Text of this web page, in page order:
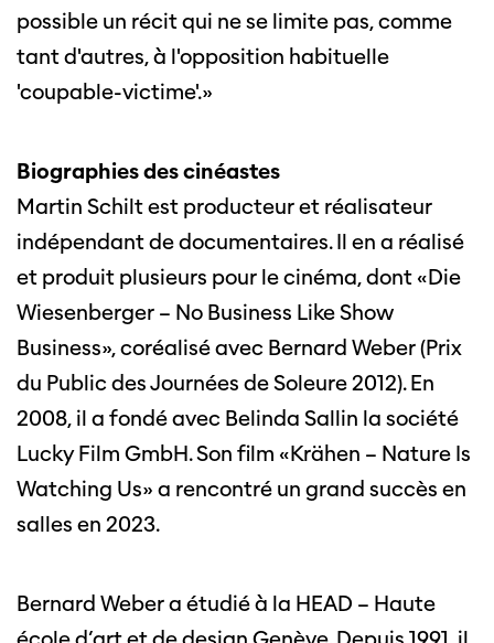
possible un récit qui ne se limite pas, comme
tant d'autres, à l'opposition habituelle
'coupable-victime'.»
Biographies des cinéastes
Martin Schilt est producteur et réalisateur
indépendant de documentaires. Il en a réalisé
et produit plusieurs pour le cinéma, dont «Die
Wiesenberger – No Business Like Show
Business», coréalisé avec Bernard Weber (Prix
du Public des Journées de Soleure 2012). En
2008, il a fondé avec Belinda Sallin la société
Lucky Film GmbH. Son film «Krähen – Nature Is
Watching Us» a rencontré un grand succès en
salles en 2023.
Bernard Weber a étudié à la HEAD – Haute